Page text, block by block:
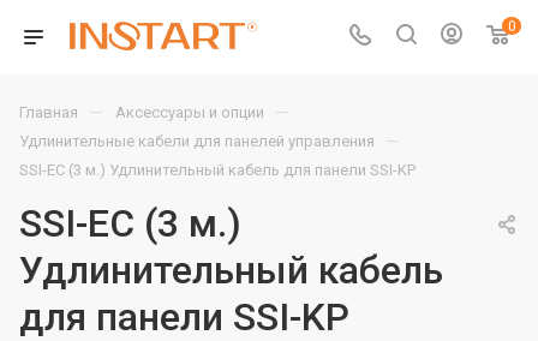
0
Главная — Аксессуары и опции —
Удлинительные кабели для панелей управления —
SSI-EC (3 м.) Удлинительный кабель для панели SSI-KP
SSI-EC (3 м.)
Удлинительный кабель
для панели SSI-KP